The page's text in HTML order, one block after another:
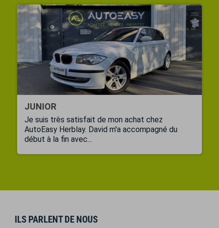
JUNIOR
Je suis très satisfait de mon achat chez
AutoEasy Herblay. David m'a accompagné du
début à la fin avec...
ILS PARLENT DE NOUS